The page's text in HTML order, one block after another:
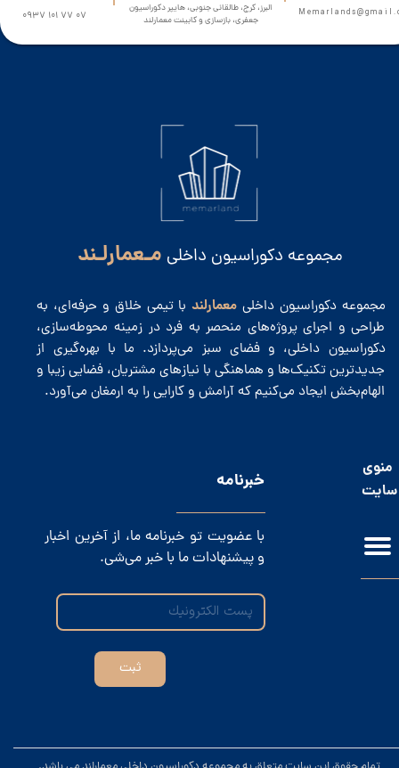
مجموعه دکوراسیون داخلی مـعمارلـند
مجموعه دکوراسیون داخلی معمارلندبا تیمی خلاق و حرفه‌ای، به
طراحی و اجرای پروژه‌های منحصر به فرد در زمینه محوطه‌سازی،
دکوراسیون داخلی، و فضای سبز می‌پردازد. ما با بهره‌گیری از
جدیدترین تکنیک‌ها و هماهنگی با نیازهای مشتریان، فضایی زیبا و
الهام‌بخش ایجاد می‌کنیم که آرامش و کارایی را به ارمغان می‌آورد.
البرز، کرج، طالقانی جنوبی، هایپر دکوراسیون
جعفری، بازسازی و کابینت معمارلند
0937 101 77 07
منوی
سایت
​خبرنامه
با عضویت تو خبرنامه ما، از آخرین اخبار
و پیشنهادات ما با خبر می‌شی.
ثبت